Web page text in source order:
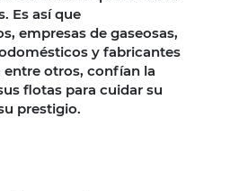
Es así que
empresas de gaseosas,
y fabricantes
otros, confían la
flotas para cuidar su
prestigio.